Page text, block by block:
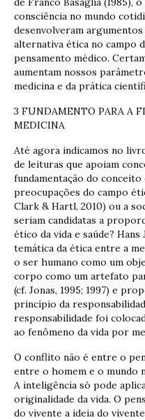
consciência no mundo
desenvolveram
alternativa ética no campo
pensamento médico.
aumentam nossos
medicina e da prática
3 FUNDAMENTO PARA A
MEDICINA
Até agora indicamos no
de leituras que apoiam
fundamentação do conceito
preocupações do campo
Clark & Hartl, 2010) ou a
seriam candidatas a
ético da vida e saúde?
temática da ética entre a
o ser humano como um
corpo como um artefato
(cf. Jonas, 1995; 1997) e
princípio da
responsabilidade foi
ao fenômeno da vida por
O conflito não é entre o
entre o homem e o mundo
A inteligência só pode
originalidade da vida. O
do vivente a ideia do vivente